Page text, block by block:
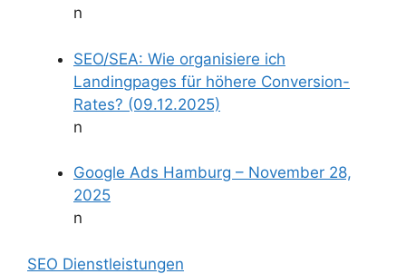
n
SEO/SEA: Wie organisiere ich
Landingpages für höhere Conversion-
Rates? (09.12.2025)
n
Google Ads Hamburg – November 28,
2025
n
SEO Dienstleistungen